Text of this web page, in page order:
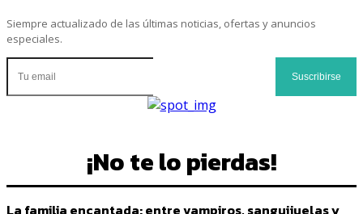
Siempre actualizado de las últimas noticias, ofertas y anuncios
especiales.
Suscribirse
¡No te lo pierdas!
La familia encantada: entre vampiros, sanguijuelas y